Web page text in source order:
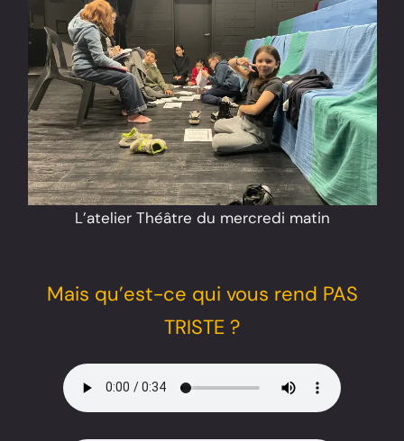
L’atelier Théâtre du mercredi matin
Mais qu’est-ce qui vous rend PAS
TRISTE ?